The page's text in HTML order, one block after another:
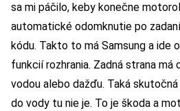
sa mi páčilo, keby konečne
automatické odomknutie po
kódu. Takto to má Samsung a ide
funkcií rozhrania. Zadná strana má
vodou alebo dažďu. Taká
do vody tu nie je. To je škoda a